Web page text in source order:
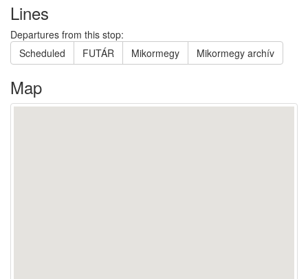
Lines
Departures from this stop:
Scheduled
FUTÁR Mikormegy Mikormegy archív
Map